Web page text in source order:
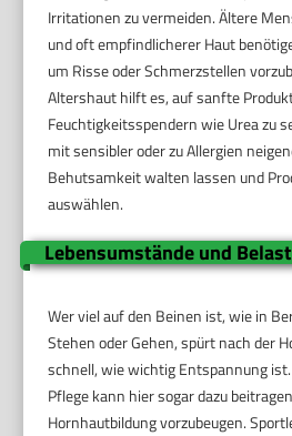
Irritationen zu vermeiden. Ältere
und oft empfindlicherer Haut
um Risse oder Schmerzstellen
Altershaut hilft es, auf sanfte
Feuchtigkeitsspendern wie Urea zu
mit sensibler oder zu Allergien
Behutsamkeit walten lassen und
auswählen.
Lebensumstände und
Wer viel auf den Beinen ist, wie in
Stehen oder Gehen, spürt nach der
schnell, wie wichtig Entspannung
Pflege kann hier sogar dazu
Hornhautbildung vorzubeugen.